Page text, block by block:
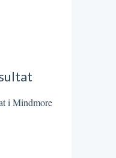
i Mindmore